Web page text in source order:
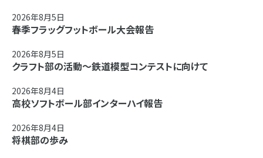
2026年8月5日
春季フラッグフットボール大会報告
2026年8月5日
クラフト部の活動～鉄道模型コンテストに向けて
2026年8月4日
高校ソフトボール部インターハイ報告
2026年8月4日
将棋部の歩み